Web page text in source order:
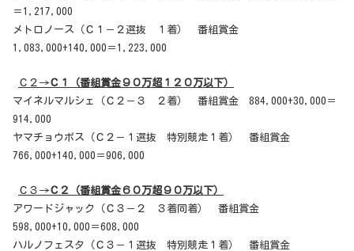
＝1,217,000
メトロノース（Ｃ１－２選抜 １着） 番組賞金
1,083,000+140,000＝1,223,000
Ｃ２→Ｃ１（番組賞金９０万超１２０万以下）
マイネルマルシェ（Ｃ２－３ ２着） 番組賞金 884,000+30,000＝
914,000
ヤマチョウボス（Ｃ２－１選抜 特別競走１着） 番組賞金
766,000+140,000＝906,000
Ｃ３→Ｃ２（番組賞金６０万超９０万以下）
アワードジャック（Ｃ３－２ ３着同着） 番組賞金
598,000+10,000＝608,000
ハルノフェスタ（Ｃ３－１選抜 特別競走１着） 番組賞金